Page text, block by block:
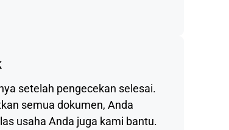
setelah pengecekan selesai.
semua dokumen, Anda
usaha Anda juga kami bantu.